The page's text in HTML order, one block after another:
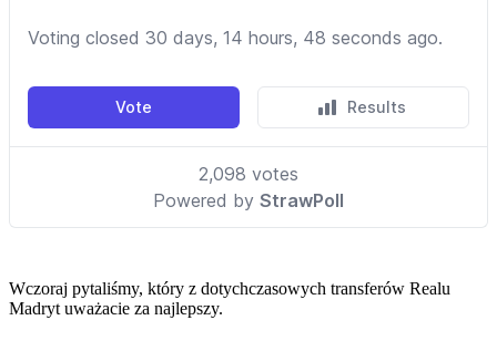
Wczoraj pytaliśmy, który z dotychczasowych transferów Realu
Madryt uważacie za najlepszy.